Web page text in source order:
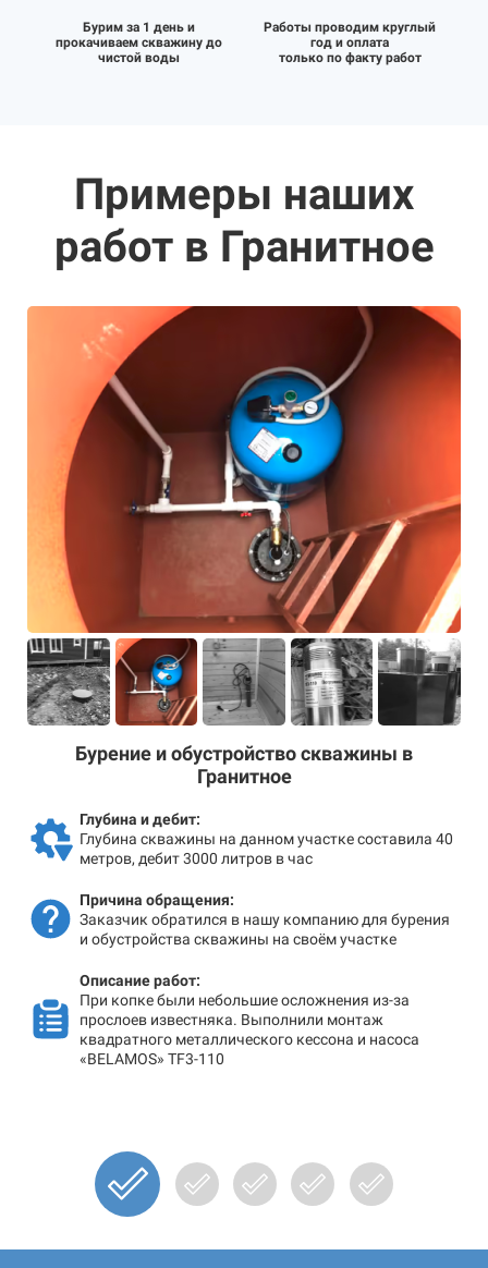
Бурим за 1 день и
прокачиваем скважину до
чистой воды
Работы проводим круглый
год и оплата
только по факту работ
Примеры наших
работ в Гранитное
Бурение и обустройство скважины в
Гранитное
Глубина и дебит:
Глубина скважины на данном участке составила 40
метров, дебит 3000 литров в час
Причина обращения:
Заказчик обратился в нашу компанию для бурения
и обустройства скважины на своём участке
Описание работ:
При копке были небольшие осложнения из-за
прослоев известняка. Выполнили монтаж
квадратного металлического кессона и насоса
«BELAMOS» TF3-110